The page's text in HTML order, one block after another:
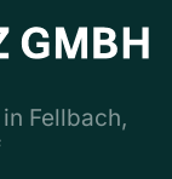
Fellbach,